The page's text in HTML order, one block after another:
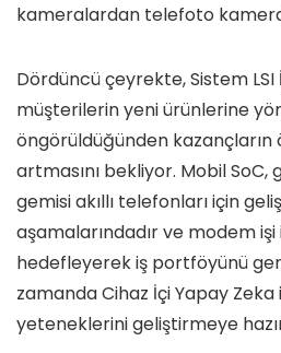
kameralardan telefoto
Dördüncü çeyrekte, Sistem LSI
müşterilerin yeni ürünlerine
öngörüldüğünden kazançların
artmasını bekliyor. Mobil SoC,
gemisi akıllı telefonları için
aşamalarındadır ve modem
hedefleyerek iş portföyünü
zamanda Cihaz İçi Yapay Zeka
yeteneklerini geliştirmeye